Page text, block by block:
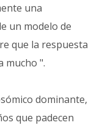
una
un modelo de
que la respuesta
mucho ".
dominante,
que padecen